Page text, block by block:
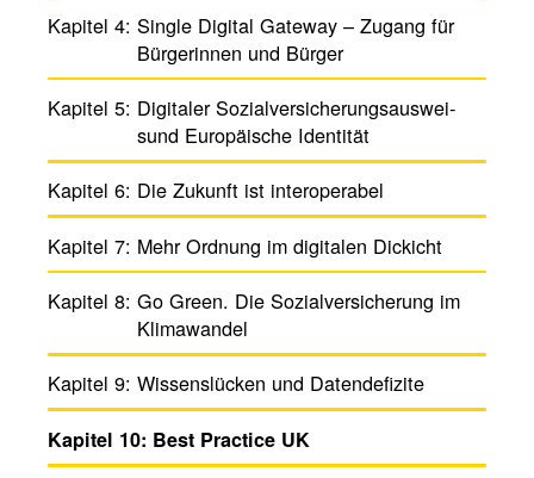
Kapitel 4: Single Digital Gateway – Zugang für
Bürge­rinnen und Bürger
Kapitel 5: Digi­taler Sozi­al­ver­si­che­rungs­aus­wei­
sund Euro­päi­sche Iden­tität
Kapitel 6: Die Zukunft ist inter­ope­rabel
Kapitel 7: Mehr Ordnung im digi­talen Dickicht
Kapitel 8: Go Green. Die Sozi­al­ver­si­che­rung im
Klima­wandel
Kapitel 9: Wissens­lü­cken und Daten­de­fi­zite
Kapitel 10: Best Prac­tice UK